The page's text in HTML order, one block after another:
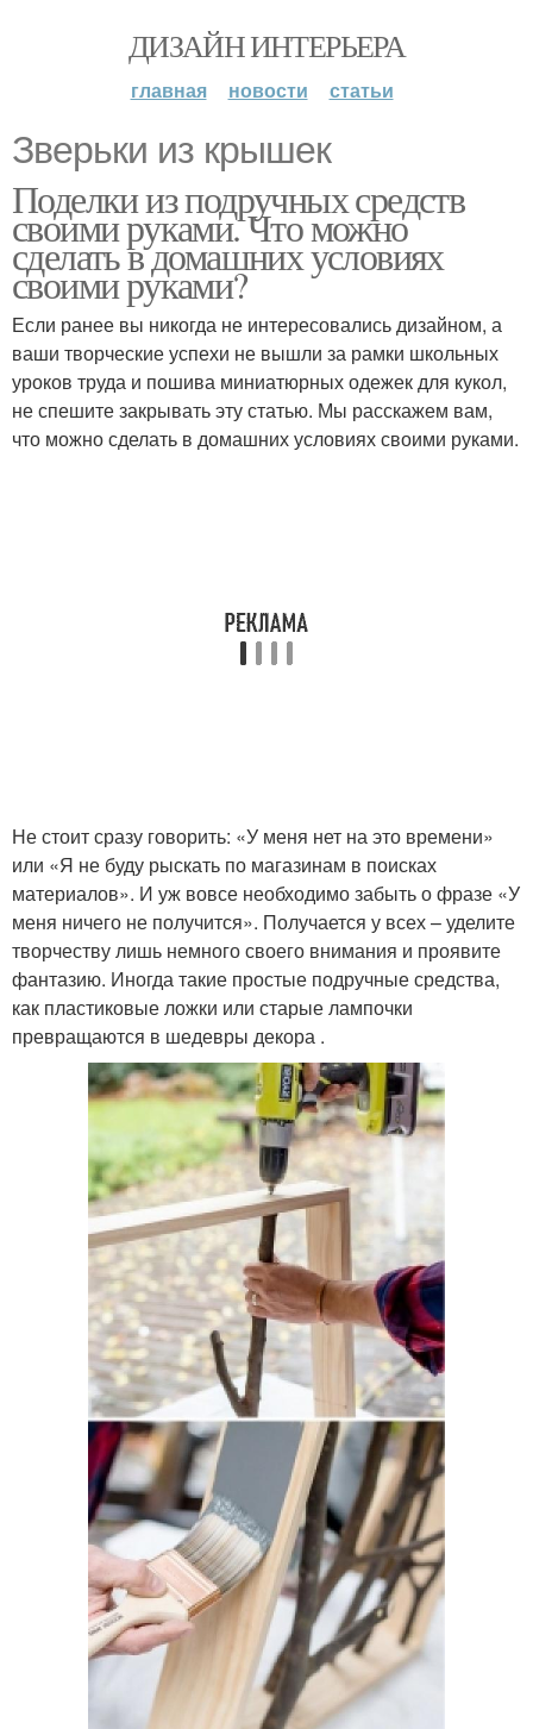
ДИЗАЙН ИНТЕРЬЕРА
главная новости статьи
Зверьки из крышек
Поделки из подручных средств
своими руками. Что можно
сделать в домашних условиях
своими руками?
Если ранее вы никогда не интересовались дизайном, а
ваши творческие успехи не вышли за рамки школьных
уроков труда и пошива миниатюрных одежек для кукол,
не спешите закрывать эту статью. Мы расскажем вам,
что можно сделать в домашних условиях своими руками.
Не стоит сразу говорить: «У меня нет на это времени»
или «Я не буду рыскать по магазинам в поисках
материалов». И уж вовсе необходимо забыть о фразе «У
меня ничего не получится». Получается у всех – уделите
творчеству лишь немного своего внимания и проявите
фантазию. Иногда такие простые подручные средства,
как пластиковые ложки или старые лампочки
превращаются в шедевры декора .